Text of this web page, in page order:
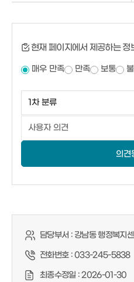
현재 페이지에서 제공하는
매우 만족 만족 보통
의견
담당부서 :강남동 행정복지
전화번호 :033-245-5838
최종수정일 :2026-01-30